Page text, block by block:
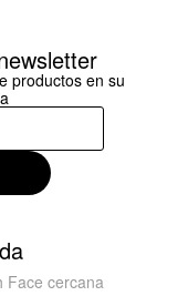
productos en su
Face cercana